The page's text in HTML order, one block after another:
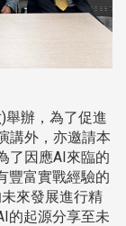
辦，為了促進
講外，亦邀請本
了因應AI來臨的
豐富實戰經驗的
來發展進行精
的起源分享至未